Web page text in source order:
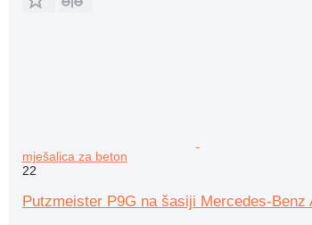
mješalica za beton
22
Putzmeister P9G na šasiji Mercedes-Benz